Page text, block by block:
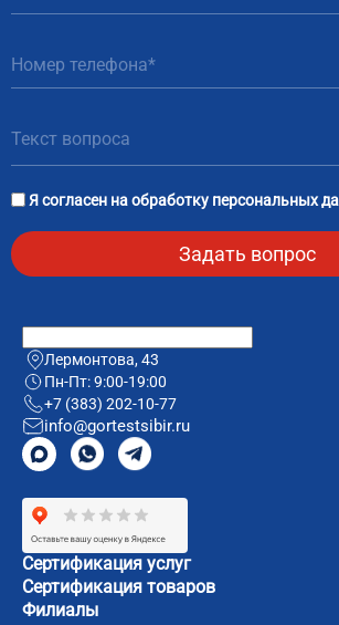
Я согласен наобработку персональных
Сертификация услуг
Сертификация товаров
Филиалы
Лермонтова, 43
Пн-Пт: 9:00-19:00
+7 (383) 202-10-77
info@gortestsibir.ru